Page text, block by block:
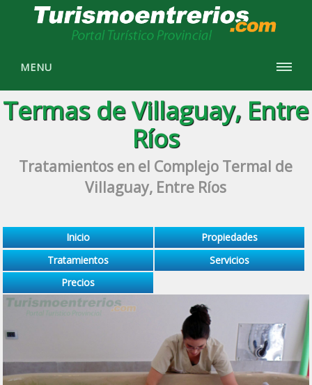
MENU
Termas de Villaguay, Entre
Ríos
Tratamientos en el Complejo Termal de
Villaguay, Entre Ríos
Inicio
Propiedades
Tratamientos
Servicios
Precios